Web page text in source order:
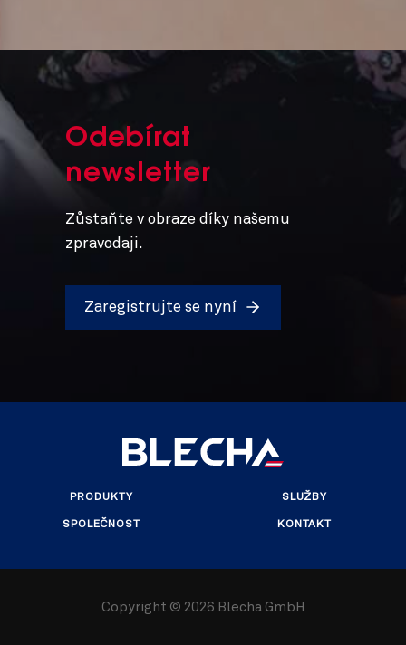
Odebírat
newsletter
Zůstaňte v obraze díky našemu
zpravodaji.
Zaregistrujte se nyní
PRODUKTY SLUŽBY
SPOLEČNOST KONTAKT
Copyright © 2026 Blecha GmbH